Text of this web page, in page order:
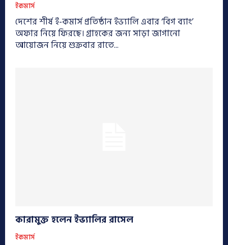
ইকমার্স
দেশের শীর্ষ ই-কমার্স প্রতিষ্ঠান ইভ্যালি এবার ‘বিগ ব্যাং’
অফার নিয়ে ফিরছে। গ্রাহকের জন্য সাড়া জাগানো
আয়োজন নিয়ে শুক্রবার রাতে...
কারামুক্ত হলেন ইভ্যালির রাসেল
ইকমার্স